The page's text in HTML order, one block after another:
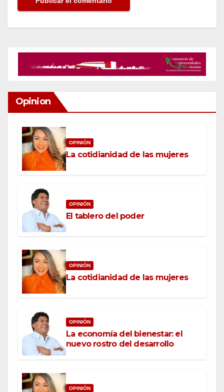
Opinion
OPINIÓN
La cotidianidad de las mujeres
OPINIÓN
El tablero del poder
OPINIÓN
La cotidianidad de las mujeres
OPINIÓN
La economía del bienestar: el
nuevo rostro del desarrollo
OPINIÓN